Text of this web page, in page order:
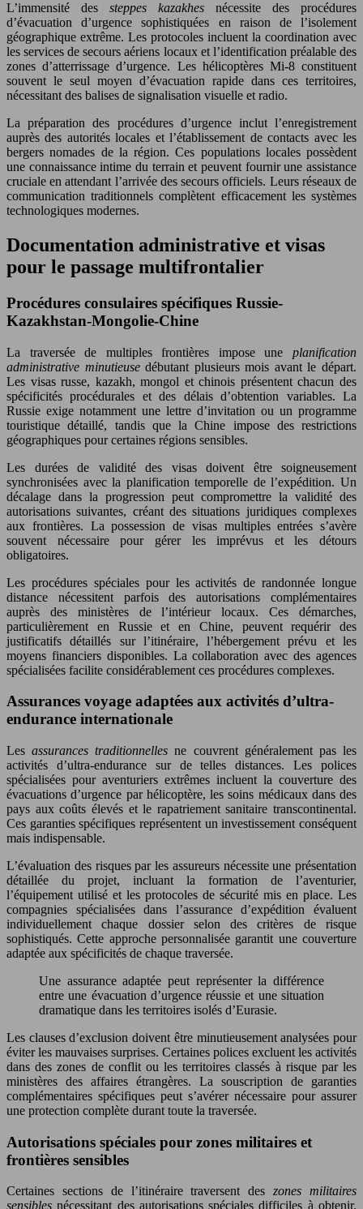
L’immensité des steppes kazakhes nécessite des procédures
d’évacuation d’urgence sophistiquées en raison de l’isolement
géographique extrême. Les protocoles incluent la coordination avec
les services de secours aériens locaux et l’identification préalable des
zones d’atterrissage d’urgence. Les hélicoptères Mi-8 constituent
souvent le seul moyen d’évacuation rapide dans ces territoires,
nécessitant des balises de signalisation visuelle et radio.
La préparation des procédures d’urgence inclut l’enregistrement
auprès des autorités locales et l’établissement de contacts avec les
bergers nomades de la région. Ces populations locales possèdent
une connaissance intime du terrain et peuvent fournir une assistance
cruciale en attendant l’arrivée des secours officiels. Leurs réseaux de
communication traditionnels complètent efficacement les systèmes
technologiques modernes.
Documentation administrative et visas
pour le passage multifrontalier
Procédures consulaires spécifiques Russie-
Kazakhstan-Mongolie-Chine
La traversée de multiples frontières impose une planification
administrative minutieusedébutant plusieurs mois avant le départ.
Les visas russe, kazakh, mongol et chinois présentent chacun des
spécificités procédurales et des délais d’obtention variables. La
Russie exige notamment une lettre d’invitation ou un programme
touristique détaillé, tandis que la Chine impose des restrictions
géographiques pour certaines régions sensibles.
Les durées de validité des visas doivent être soigneusement
synchronisées avec la planification temporelle de l’expédition. Un
décalage dans la progression peut compromettre la validité des
autorisations suivantes, créant des situations juridiques complexes
aux frontières. La possession de visas multiples entrées s’avère
souvent nécessaire pour gérer les imprévus et les détours
obligatoires.
Les procédures spéciales pour les activités de randonnée longue
distance nécessitent parfois des autorisations complémentaires
auprès des ministères de l’intérieur locaux. Ces démarches,
particulièrement en Russie et en Chine, peuvent requérir des
justificatifs détaillés sur l’itinéraire, l’hébergement prévu et les
moyens financiers disponibles. La collaboration avec des agences
spécialisées facilite considérablement ces procédures complexes.
Assurances voyage adaptées aux activités d’ultra-
endurance internationale
Lesassurances traditionnelles ne couvrent généralement pas les
activités d’ultra-endurance sur de telles distances. Les polices
spécialisées pour aventuriers extrêmes incluent la couverture des
évacuations d’urgence par hélicoptère, les soins médicaux dans des
pays aux coûts élevés et le rapatriement sanitaire transcontinental.
Ces garanties spécifiques représentent un investissement conséquent
mais indispensable.
L’évaluation des risques par les assureurs nécessite une présentation
détaillée du projet, incluant la formation de l’aventurier,
l’équipement utilisé et les protocoles de sécurité mis en place. Les
compagnies spécialisées dans l’assurance d’expédition évaluent
individuellement chaque dossier selon des critères de risque
sophistiqués. Cette approche personnalisée garantit une couverture
adaptée aux spécificités de chaque traversée.
Une assurance adaptée peut représenter la différence
entre une évacuation d’urgence réussie et une situation
dramatique dans les territoires isolés d’Eurasie.
Les clauses d’exclusion doivent être minutieusement analysées pour
éviter les mauvaises surprises. Certaines polices excluent les activités
dans des zones de conflit ou les territoires classés à risque par les
ministères des affaires étrangères. La souscription de garanties
complémentaires spécifiques peut s’avérer nécessaire pour assurer
une protection complète durant toute la traversée.
Autorisations spéciales pour zones militaires et
frontières sensibles
Certaines sections de l’itinéraire traversent deszones militaires
sensibles nécessitant des autorisations spéciales difficiles à obtenir.